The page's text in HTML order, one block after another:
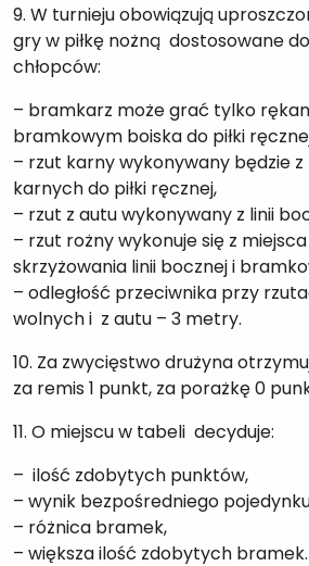
9. W turnieju obowiązują
gry w piłkę nożną dostosowane
chłopców:
– bramkarz może grać tylko
bramkowym boiska do piłki
– rzut karny wykonywany będzie z
karnych do piłki ręcznej,
– rzut z autu wykonywany z linii
– rzut rożny wykonuje się z miejsca
skrzyżowania linii bocznej i
– odległość przeciwnika przy
wolnych i z autu – 3 metry.
10. Za zwycięstwo drużyna
za remis 1 punkt, za porażkę 0
11. O miejscu w tabeli decyduje:
– ilość zdobytych punktów,
– wynik bezpośredniego
– różnica bramek,
– większa ilość zdobytych bramek.